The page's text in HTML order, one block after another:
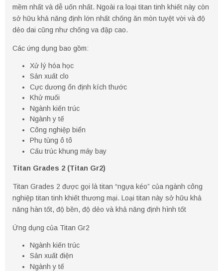
mềm nhất và dễ uốn nhất. Ngoài ra loại titan tinh khiết này còn
sở hữu khả năng định lớn nhất chống ăn mòn tuyệt vời và độ
dẻo dai cũng như chống va đập cao.
Các ứng dụng bao gồm:
Xử lý hóa học
Sản xuất clo
Cực dương ổn định kích thước
Khử muối
Ngành kiến ​​trúc
Ngành y tế
Công nghiệp biển
Phụ tùng ô tô
Cấu trúc khung máy bay
Titan Grades 2 (Titan Gr2)
Titan Grades 2 được gọi là titan “ngựa kéo” của ngành công
nghiệp titan tinh khiết thương mại. Loại titan này sở hữu khả
năng hàn tốt, độ bền, độ dẻo và khả năng định hình tốt
Ứng dụng của Titan Gr2
Ngành kiến ​​trúc
Sản xuất điện
Ngành y tế